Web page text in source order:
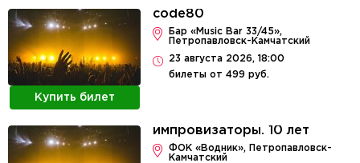
Купить билет
code80
Бар «Music Bar 33/45»,
Петропавловск-Камчатский
23 августа 2026, 18:00
билеты от 499 руб.
импровизаторы. 10 лет
ФОК «Водник», Петропавловск-
Камчатский